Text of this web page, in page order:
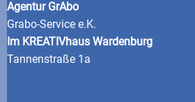
Agentur GrAbo
Grabo-Service e.K.
Im KREATIVhaus Wardenburg
Tannenstraße 1a